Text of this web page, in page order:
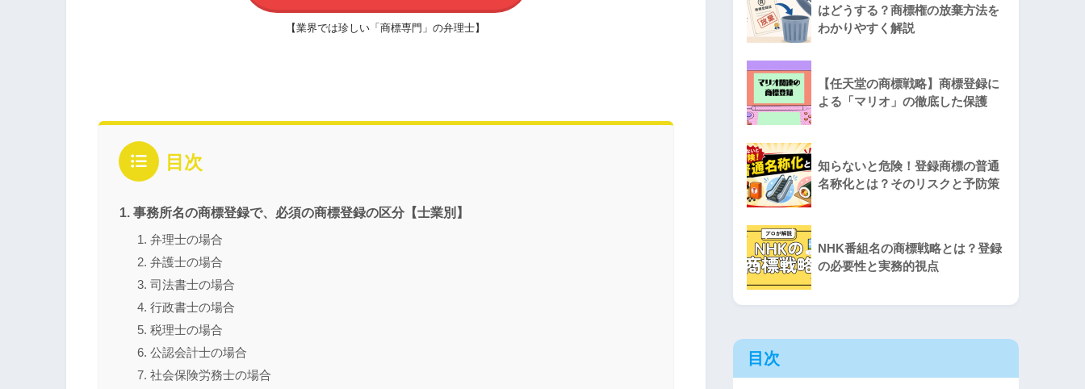
【業界では珍しい「商標専門」の弁理士】
目次
事務所名の商標登録で、必須の商標登録の区分【士業別】
弁理士の場合
弁護士の場合
司法書士の場合
行政書士の場合
税理士の場合
公認会計士の場合
社会保険労務士の場合
はどうする？商標権の放棄方法を
わかりやすく解説
【任天堂の商標戦略】商標登録に
よる「マリオ」の徹底した保護
知らないと危険！登録商標の普通
名称化とは？そのリスクと予防策
NHK番組名の商標戦略とは？登録
の必要性と実務的視点
目次